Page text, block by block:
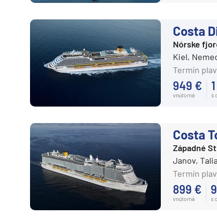
Antarktída
Arktída
Expedičné plavby
Galapágy
Costa
Nórske
Kiel,
Termín
949 €
vnútorná s
Costa
Západné
Janov,
Termín
899 €
vnútorná s